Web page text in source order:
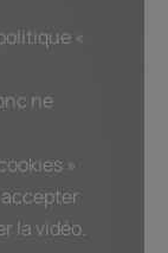
«
ne
»
la vidéo.